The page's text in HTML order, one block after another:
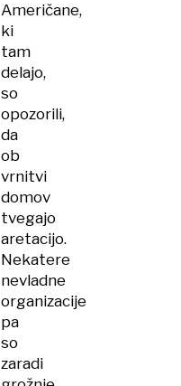
Američane,
ki
tam
delajo,
so
opozorili,
da
ob
vrnitvi
domov
tvegajo
aretacijo.
Nekatere
nevladne
organizacije
pa
so
zaradi